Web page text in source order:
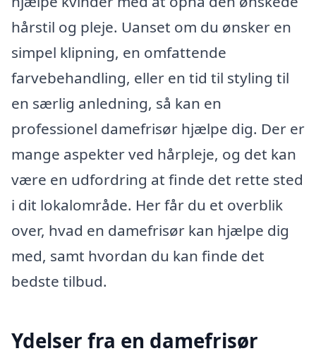
hårstil og pleje. Uanset om du ønsker en
simpel klipning, en omfattende
farvebehandling, eller en tid til styling til
en særlig anledning, så kan en
professionel damefrisør hjælpe dig. Der er
mange aspekter ved hårpleje, og det kan
være en udfordring at finde det rette sted
i dit lokalområde. Her får du et overblik
over, hvad en damefrisør kan hjælpe dig
med, samt hvordan du kan finde det
bedste tilbud.
Ydelser fra en damefrisør